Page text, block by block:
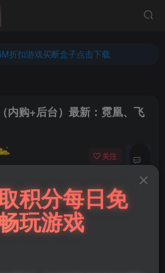
折扣游戏买断盒子点击下载
折扣游戏买断盒子点击下载
内购+后台）最新：霓凰、飞
关注 私信
费后查看
积分每日免
玩游戏